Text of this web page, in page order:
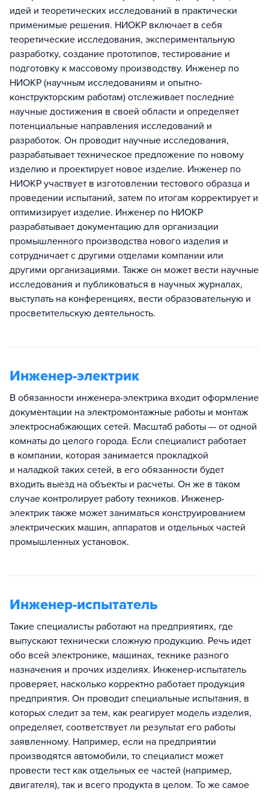
идей и теоретических исследований в практически
применимые решения. НИОКР включает в себя
теоретические исследования, экспериментальную
разработку, создание прототипов, тестирование и
подготовку к массовому производству. Инженер по
НИОКР (научным исследованиям и опытно-
конструкторским работам) отслеживает последние
научные достижения в своей области и определяет
потенциальные направления исследований и
разработок. Он проводит научные исследования,
разрабатывает техническое предложение по новому
изделию и проектирует новое изделие. Инженер по
НИОКР участвует в изготовлении тестового образца и
проведении испытаний, затем по итогам корректирует и
оптимизирует изделие. Инженер по НИОКР
разрабатывает документацию для организации
промышленного производства нового изделия и
сотрудничает с другими отделами компании или
другими организациями. Также он может вести научные
исследования и публиковаться в научных журналах,
выступать на конференциях, вести образовательную и
просветительскую деятельность.
Инженер-электрик
В обязанности инженера-электрика входит оформление
документации на электромонтажные работы и монтаж
электроснабжающих сетей. Масштаб работы — от одной
комнаты до целого города. Если специалист работает
в компании, которая занимается прокладкой
и наладкой таких сетей, в его обязанности будет
входить выезд на объекты и расчеты. Он же в таком
случае контролирует работу техников. Инженер-
электрик также может заниматься конструированием
электрических машин, аппаратов и отдельных частей
промышленных установок.
Инженер-испытатель
Такие специалисты работают на предприятиях, где
выпускают технически сложную продукцию. Речь идет
обо всей электронике, машинах, технике разного
назначения и прочих изделиях. Инженер-испытатель
проверяет, насколько корректно работает продукция
предприятия. Он проводит специальные испытания, в
которых следит за тем, как реагирует модель изделия,
определяет, соответствует ли результат его работы
заявленному. Например, если на предприятии
производятся автомобили, то специалист может
провести тест как отдельных ее частей (например,
двигателя), так и всего продукта в целом. То же самое